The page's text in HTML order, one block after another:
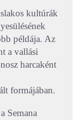
kultúrák
példája. Az
a vallási
harcaként
formájában.
Semana